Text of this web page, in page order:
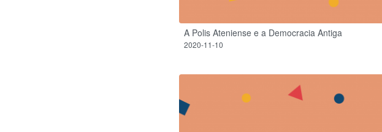
A Polis Ateniense e a Democracia Antiga
2020-11-10